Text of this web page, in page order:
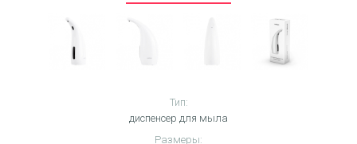
Тип:
диспенсер для мыла
Размеры: